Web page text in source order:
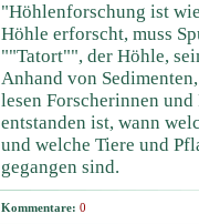
"Höhlenforschung ist
Höhle erforscht, muss
""Tatort"", der Höhle,
Anhand von
lesen Forscherinnen
entstanden ist, wann
und welche Tiere und
gegangen sind.
Kommentare: 0